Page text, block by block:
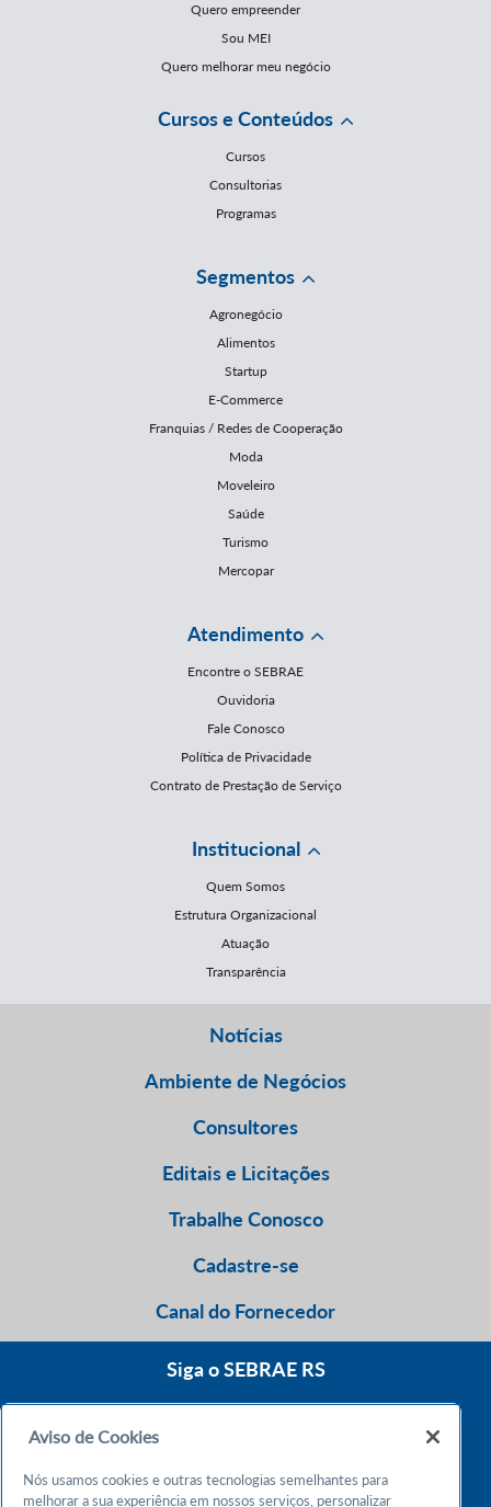
Quero empreender
Sou MEI
Quero melhorar meu negócio
Cursos e Conteúdos
Cursos
Consultorias
Programas
Segmentos
Agronegócio
Alimentos
Startup
E-Commerce
Franquias / Redes de Cooperação
Moda
Moveleiro
Saúde
Turismo
Mercopar
Atendimento
Encontre o SEBRAE
Ouvidoria
Fale Conosco
Política de Privacidade
Contrato de Prestação de Serviço
Institucional
Quem Somos
Estrutura Organizacional
Atuação
Transparência
Notícias
Ambiente de Negócios
Consultores
Editais e Licitações
Trabalhe Conosco
Cadastre-se
Canal do Fornecedor
Siga o SEBRAE RS
Atendimento 24h
Aviso de Cookies
Nós usamos cookies e outras tecnologias semelhantes para
melhorar a sua experiência em nossos serviços, personalizar